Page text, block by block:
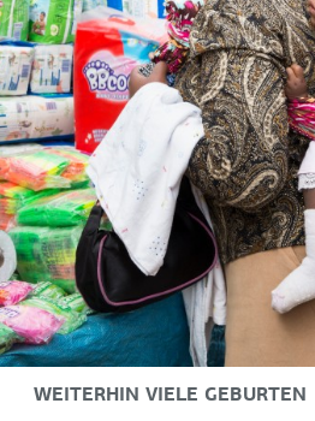
WEITERHIN VIELE GEBURTEN